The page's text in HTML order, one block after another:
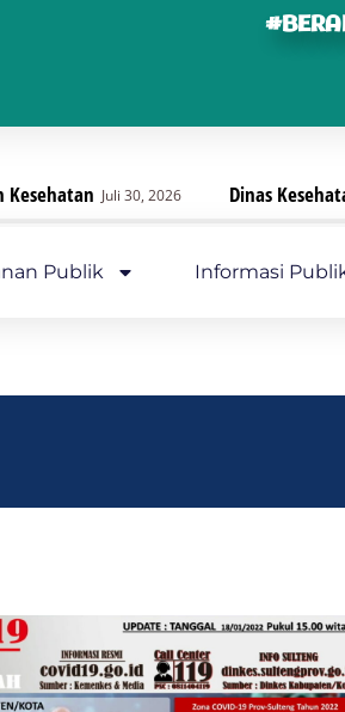
Juli 30, 2026 Dinas Kesehatan
Publik Informasi